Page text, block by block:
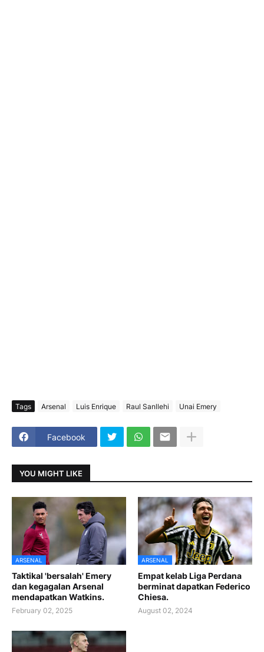
Tags Arsenal Luis Enrique Raul Sanllehi Unai Emery
Facebook
YOU MIGHT LIKE
ARSENAL
Taktikal 'bersalah' Emery
dan kegagalan Arsenal
mendapatkan Watkins.
February 02, 2025
ARSENAL
Empat kelab Liga Perdana
berminat dapatkan Federico
Chiesa.
August 02, 2024